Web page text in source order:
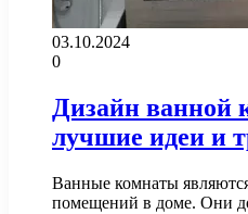
03.10.2024
0
Дизайн ванной
лучшие идеи и
Ванные комнаты
помещений в доме. Они